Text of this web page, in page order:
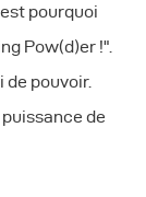
pourquoi
Pow(d)er !".
de pouvoir.
de